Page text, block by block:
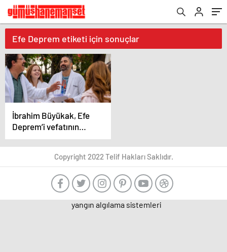
Efe Deprem etiketi için sonuçlar
İbrahim Büyükak, Efe
Deprem’i vefatının
1’inci yıl dönümünde
andı
Copyright 2022 Telif Hakları Saklıdır.
yangın algılama sistemleri